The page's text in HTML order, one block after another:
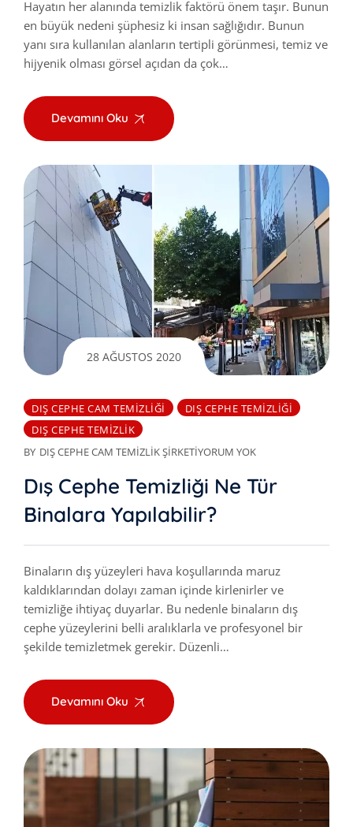
Hayatın her alanında temizlik faktörü önem taşır. Bunun
en büyük nedeni şüphesiz ki insan sağlığıdır. Bunun
yanı sıra kullanılan alanların tertipli görünmesi, temiz ve
hijyenik olması görsel açıdan da çok…
Devamını Oku
28 AĞUSTOS 2020
DIŞ CEPHE CAM TEMIZLIĞI
DIŞ CEPHE TEMIZLIĞI
DIŞ CEPHE TEMIZLIK
BY DIŞ CEPHE CAM TEMIZLIK ŞIRKETIYORUM YOK
Dış Cephe Temizliği Ne Tür
Binalara Yapılabilir?
Binaların dış yüzeyleri hava koşullarında maruz
kaldıklarından dolayı zaman içinde kirlenirler ve
temizliğe ihtiyaç duyarlar. Bu nedenle binaların dış
cephe yüzeylerini belli aralıklarla ve profesyonel bir
şekilde temizletmek gerekir. Düzenli…
Devamını Oku